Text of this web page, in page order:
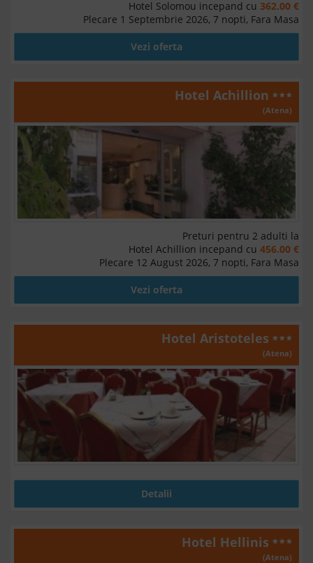
Hotel Solomou incepand cu 362.00 €
Plecare 1 Septembrie 2026, 7 nopti, Fara Masa
Vezi oferta
Hotel Achillion
(Atena)
Preturi pentru 2 adulti la
Hotel Achillion incepand cu 456.00 €
Plecare 12 August 2026, 7 nopti, Fara Masa
Vezi oferta
Hotel Aristoteles
(Atena)
Detalii
Hotel Hellinis
(Atena)